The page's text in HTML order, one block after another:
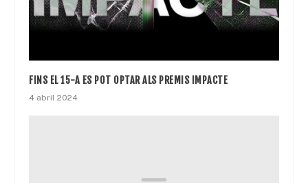
FINS EL 15-A ES POT OPTAR ALS PREMIS IMPACTE
4 abril 2024